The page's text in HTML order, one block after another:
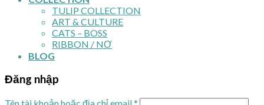
TULIP COLLECTION
ART & CULTURE
CATS – BOSS
RIBBON / NƠ
BLOG
Đăng nhập